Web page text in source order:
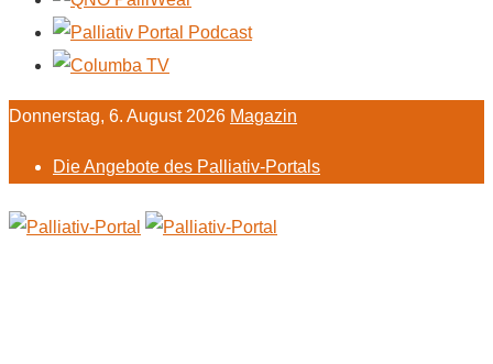
Donnerstag, 6. August 2026 Magazin
Die Angebote des Palliativ-Portals